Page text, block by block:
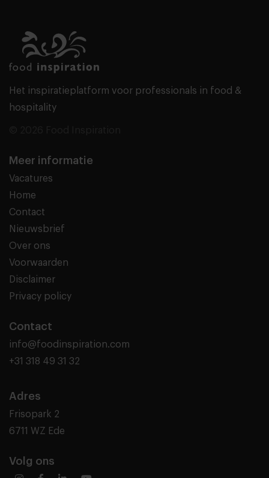
Het inspiratieplatform voor professionals in food &
hospitality
Meer informatie
Vacatures
Home
Contact
Nieuwsbrief
Over ons
Voorwaarden
Disclaimer
Privacy policy
Contact
info@foodinspiration.com
+31 318 49 31 32
Adres
Frisopark 2
6711 WZ Ede
Volg ons